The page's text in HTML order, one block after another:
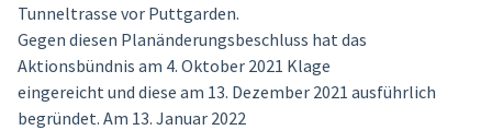
Tunneltrasse vor Puttgarden.
Gegen diesen Planänderungsbeschluss hat das
Aktionsbündnis am 4. Oktober 2021 Klage
eingereicht und diese am 13. Dezember 2021 ausführlich
begründet. Am 13. Januar 2022